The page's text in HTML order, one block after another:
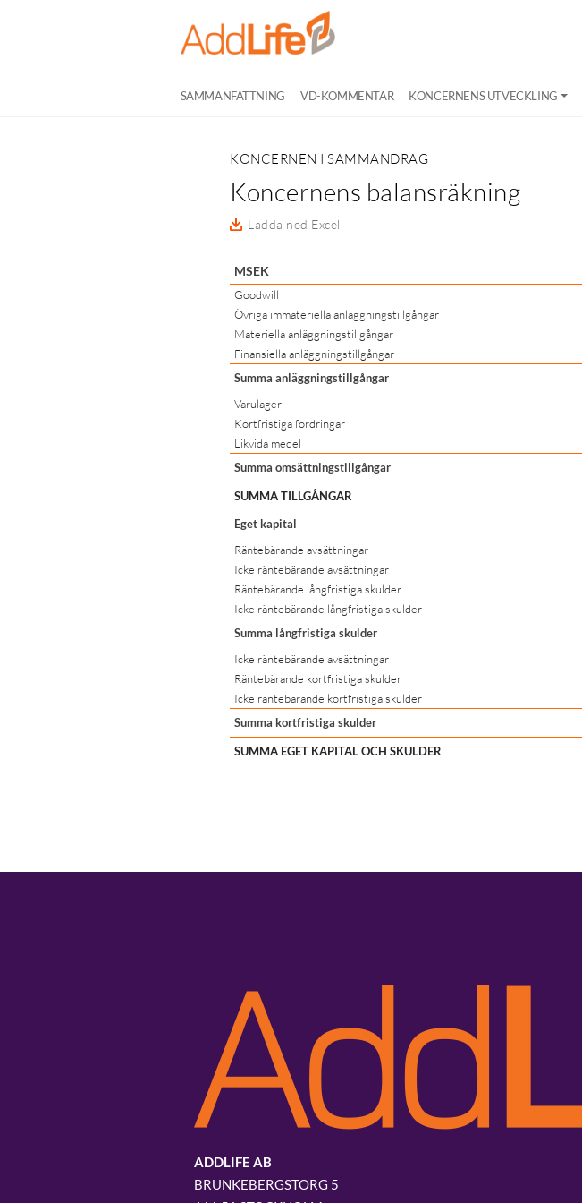
SAMMANFATTNING VD-KOMMENTAR KONCERNENS UTVECKLING
KONCERNEN I SAMMANDRAG
Koncernens balansräkning
Ladda ned Excel
MSEK
Goodwill
Övriga immateriella anläggningstillgångar
Materiella anläggningstillgångar
Finansiella anläggningstillgångar
Summa anläggningstillgångar
Varulager
Kortfristiga fordringar
Likvida medel
Summa omsättningstillgångar
SUMMA TILLGÅNGAR
Eget kapital
Räntebärande avsättningar
Icke räntebärande avsättningar
Räntebärande långfristiga skulder
Icke räntebärande långfristiga skulder
Summa långfristiga skulder
Icke räntebärande avsättningar
Räntebärande kortfristiga skulder
Icke räntebärande kortfristiga skulder
Summa kortfristiga skulder
SUMMA EGET KAPITAL OCH SKULDER
ADDLIFE AB
BRUNKEBERGSTORG 5